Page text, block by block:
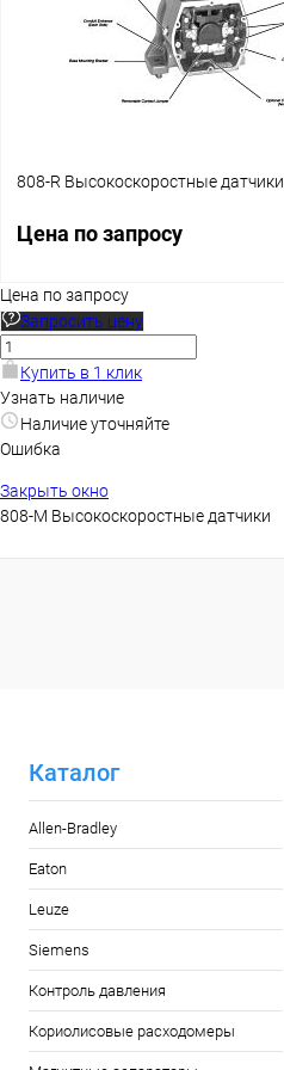
808-R Высокоскоростные датчики
Цена по запросу
Запросить цену
Купить в 1 клик
В избранное
Цена по запросу
Запросить цену
Купить в 1 клик
Узнать наличие
Наличие уточняйте
Ошибка
Закрыть окно
808-M Высокоскоростные датчики
Каталог
Allen-Bradley
Eaton
Leuze
Siemens
Контроль давления
Кориолисовые расходомеры